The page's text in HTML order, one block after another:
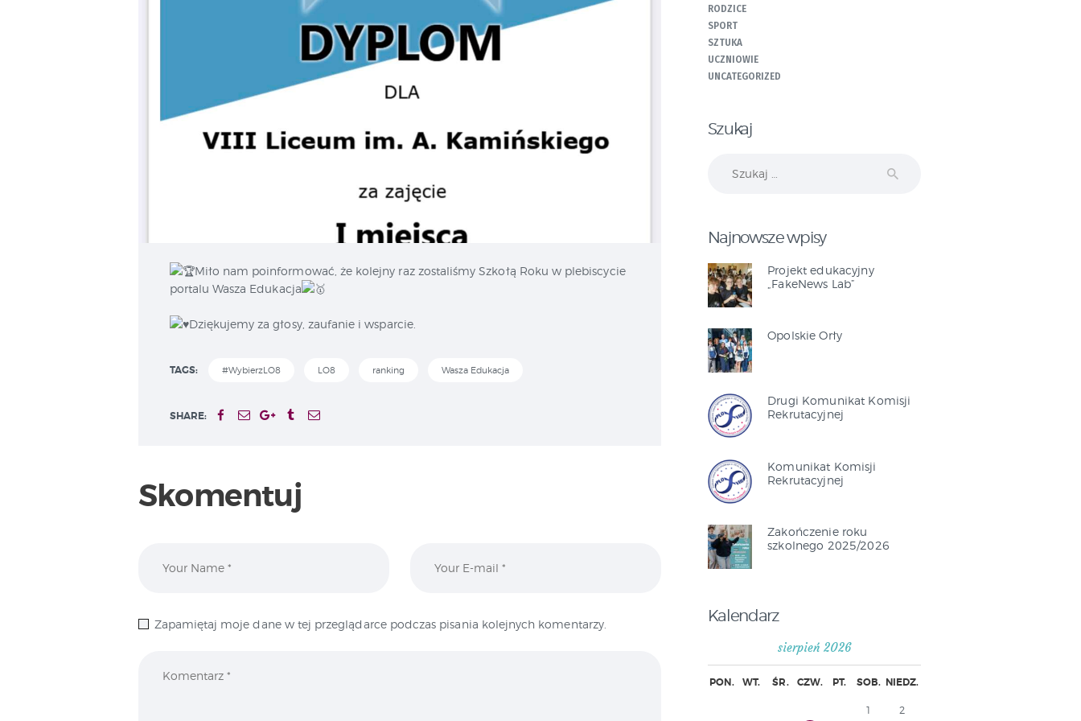
Miło nam poinformować, że kolejny raz zostaliśmy Szkołą Roku w plebiscycie
portalu Wasza Edukacja
Dziękujemy za głosy, zaufanie i wsparcie.
TAGS: #WybierzLO8 LO8 ranking Wasza Edukacja
SHARE:
Skomentuj
Zapamiętaj moje dane w tej przeglądarce podczas pisania kolejnych komentarzy.
RODZICE
SPORT
SZTUKA
UCZNIOWIE
UNCATEGORIZED
Szukaj
Najnowsze wpisy
Projekt edukacyjny
„FakeNews Lab”
Opolskie Orły
Drugi Komunikat Komisji
Rekrutacyjnej
Komunikat Komisji
Rekrutacyjnej
Zakończenie roku
szkolnego 2025/2026
Kalendarz
sierpień 2026
PON. WT. ŚR. CZW. PT. SOB. NIEDZ.
1
2